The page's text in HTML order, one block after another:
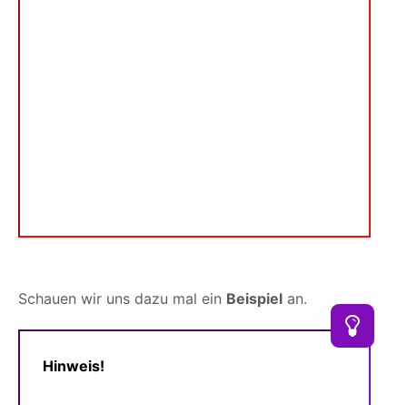
Schauen wir uns dazu mal ein Beispiel an.
Hinweis!